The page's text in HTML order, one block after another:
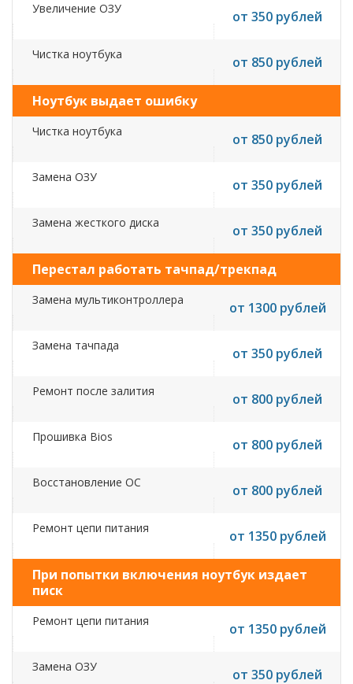
Увеличение ОЗУ от 350 рублей
Чистка ноутбука от 850 рублей
Ноутбук выдает ошибку
Чистка ноутбука от 850 рублей
Замена ОЗУ от 350 рублей
Замена жесткого диска от 350 рублей
Перестал работать тачпад/трекпад
Замена мультиконтроллера от 1300 рублей
Замена тачпада от 350 рублей
Ремонт после залития от 800 рублей
Прошивка Bios от 800 рублей
Восстановление ОС от 800 рублей
Ремонт цепи питания от 1350 рублей
При попытки включения ноутбук издает
писк
Ремонт цепи питания от 1350 рублей
Замена ОЗУ от 350 рублей